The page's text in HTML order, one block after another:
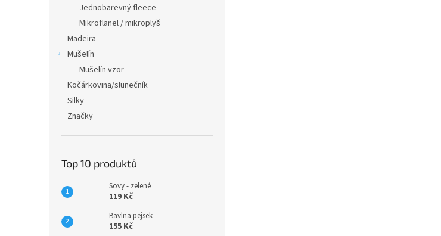
Jednobarevný fleece
Mikroflanel / mikroplyš
Madeira
Mušelín
Mušelín vzor
Kočárkovina/slunečník
Silky
Značky
Top 10 produktů
Sovy - zelené
119 Kč
Bavlna pejsek
155 Kč